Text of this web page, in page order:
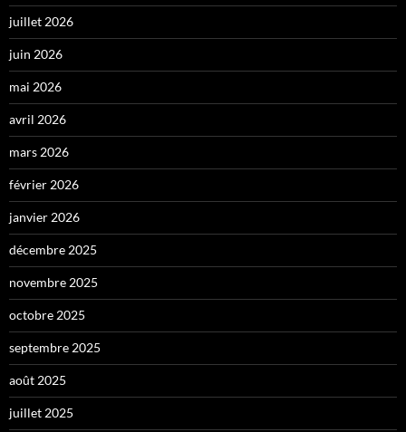
juillet 2026
juin 2026
mai 2026
avril 2026
mars 2026
février 2026
janvier 2026
décembre 2025
novembre 2025
octobre 2025
septembre 2025
août 2025
juillet 2025